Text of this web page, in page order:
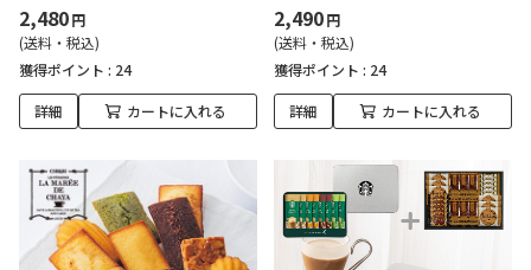
2,480円
(送料・税込)
獲得ポイント : 24
詳細 カートに入れる
2,490円
(送料・税込)
獲得ポイント : 24
詳細 カートに入れる